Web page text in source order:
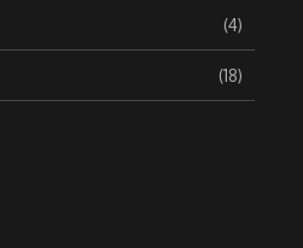
(4)
(18)